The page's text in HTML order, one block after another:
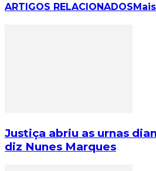
ARTIGOS RELACIONADOS
Justiça abriu as urnas
diz Nunes Marques